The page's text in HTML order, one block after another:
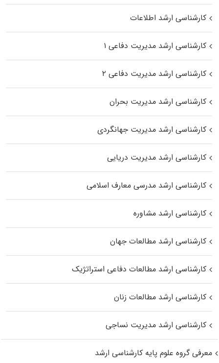
کارشناسی ارشد اطلاعات
کارشناسی ارشد مدیریت دفاعی ۱
کارشناسی ارشد مدیریت دفاعی ۲
کارشناسی ارشد مدیریت بحران
کارشناسی ارشد مدیریت جهانگردی
کارشناسی ارشد مدیریت دریایی
کارشناسی ارشد مدرسی معارف اسلامی
کارشناسی ارشد مشاوره
کارشناسی ارشد مطالعات جهان
کارشناسی ارشد مطالعات دفاعی استراتژیک
کارشناسی ارشد مطالعات زنان
کارشناسی ارشد مدیریت نساجی
معرفی گروه علوم پایه کارشناسی ارشد